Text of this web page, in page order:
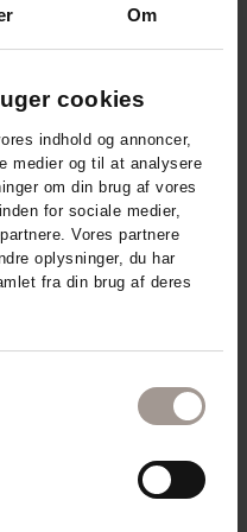
Om
cookies
indhold og annoncer,
medier og til at analysere
om din brug af vores
for sociale medier,
Vores partnere
oplysninger, du har
fra din brug af deres